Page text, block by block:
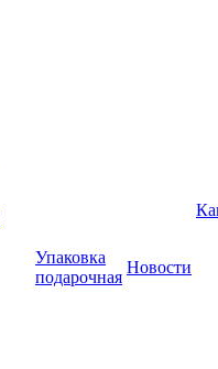
Упаковка
подарочная
Новости